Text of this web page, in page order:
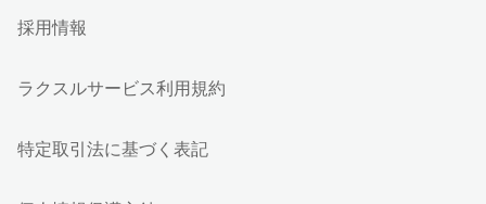
採用情報
ラクスルサービス利用規約
特定取引法に基づく表記